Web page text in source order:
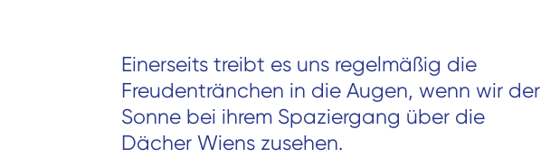
Einerseits treibt es uns regelmäßig die
Freudentränchen in die Augen, wenn wir der
Sonne bei ihrem Spaziergang über die
Dächer Wiens zusehen.